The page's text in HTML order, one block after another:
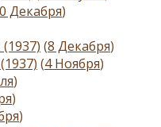
Декабря)
(8 Декабря)
(4 Ноября)
)
)
)